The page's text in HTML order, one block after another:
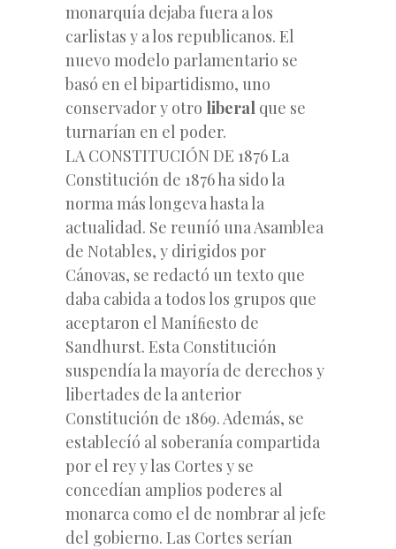
monarquía dejaba fuera a los
carlistas y a los republicanos. El
nuevo modelo parlamentario se
basó en el bipartidismo, uno
conservador y otro liberal que se
turnarían en el poder.
LA CONSTITUCIÓN DE 1876 La
Constitución de 1876 ha sido la
norma más longeva hasta la
actualidad. Se reuníó una Asamblea
de Notables, y dirigidos por
Cánovas, se redactó un texto que
daba cabida a todos los grupos que
aceptaron el Maníﬁesto de
Sandhurst. Esta Constitución
suspendía la mayoría de derechos y
libertades de la anterior
Constitución de 1869. Además, se
establecíó al soberanía compartida
por el rey y las Cortes y se
concedían amplios poderes al
monarca como el de nombrar al jefe
del gobierno. Las Cortes serían